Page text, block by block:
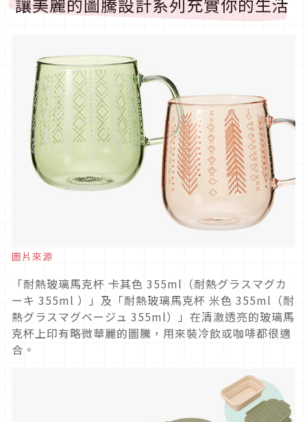
圖片來源
「耐熱玻璃馬克杯 卡其色 355ml（耐熱グラスマグカ
ーキ 355ml ）」及「耐熱玻璃馬克杯 米色 355ml（耐
熱グラスマグベージュ 355ml）」在清澈透亮的玻璃馬
克杯上印有略微華麗的圖騰，用來裝冷飲或咖啡都很適
合。